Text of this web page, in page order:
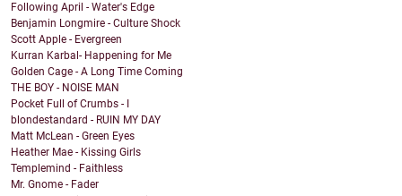
Following April - Water's Edge
Benjamin Longmire - Culture Shock
Scott Apple - Evergreen
Kurran Karbal- Happening for Me
Golden Cage - A Long Time Coming
THE BOY - NOISE MAN
Pocket Full of Crumbs - I
blondestandard - RUIN MY DAY
Matt McLean - Green Eyes
Heather Mae - Kissing Girls
Templemind - Faithless
Mr. Gnome - Fader